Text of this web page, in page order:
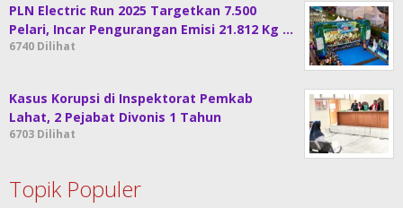
PLN Electric Run 2025 Targetkan 7.500
Pelari, Incar Pengurangan Emisi 21.812 Kg …
6740 Dilihat
Kasus Korupsi di Inspektorat Pemkab
Lahat, 2 Pejabat Divonis 1 Tahun
6703 Dilihat
Topik Populer